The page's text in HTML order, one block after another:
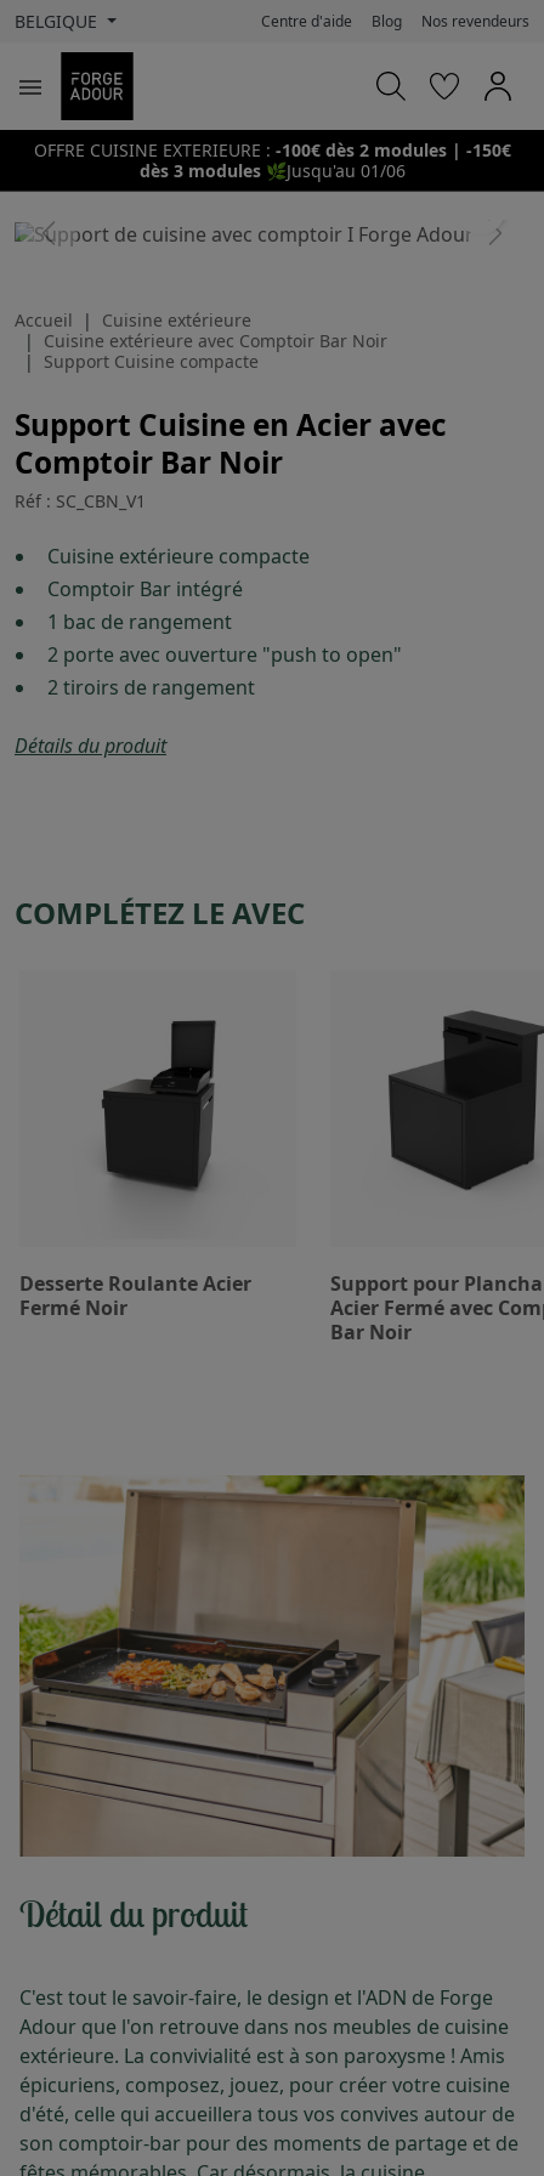
BELGIQUE Centre d'aide Blog Nos revendeurs

OFFRE CUISINE EXTERIEURE : -100€ dès 2 modules | -150€
dès 3 modules 🌿Jusqu'au 01/06
Previous Next
Accueil
Cuisine extérieure
Cuisine extérieure avec Comptoir Bar Noir
Support Cuisine compacte
Support Cuisine en Acier avec
Comptoir Bar Noir
Réf : SC_CBN_V1
Cuisine extérieure compacte
Comptoir Bar intégré
1 bac de rangement
2 porte avec ouverture "push to open"
2 tiroirs de rangement
Détails du produit
COMPLÉTEZ LE AVEC
Desserte Roulante Acier
Fermé Noir
Support pour
Acier Fermé avec
Bar Noir
Détail du produit
C'est tout le savoir-faire, le design et l'ADN de Forge
Adour que l'on retrouve dans nos meubles de cuisine
extérieure. La convivialité est à son paroxysme ! Amis
épicuriens, composez, jouez, pour créer votre cuisine
d'été, celle qui accueillera tous vos convives autour de
son comptoir-bar pour des moments de partage et de